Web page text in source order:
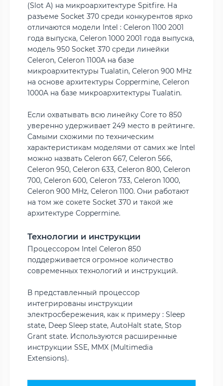
(Slot A) на микроархитектуре Spitfire. На
разъеме Socket 370 среди конкурентов ярко
отличаются модели Intel : Celeron 1100 2001
года выпуска, Celeron 1000 2001 года выпуска,
модель 950 Socket 370 среди линейки
Celeron, Celeron 1100A на базе
микроархитектуры Tualatin, Celeron 900 MHz
на основе архитектуры Coppermine, Celeron
1000A на базе микроархитектуры Tualatin.
Если охватывать всю линейку Core то 850
уверенно удерживает 249 место в рейтинге.
Самыми схожими по техническим
характеристикам моделями от самих же Intel
можно назвать Celeron 667, Celeron 566,
Celeron 950, Celeron 633, Celeron 800, Celeron
700, Celeron 600, Celeron 733, Celeron 1000,
Celeron 900 MHz, Celeron 1100. Они работают
на том же сокете Socket 370 и такой же
архитектуре Coppermine.
Технологии и инструкции
Процессором Intel Celeron 850
поддерживается огромное количество
современных технологий и инструкций.
В представленный процессор
интегрированы инструкции
электросбережения, как к примеру : Sleep
state, Deep Sleep state, AutoHalt state, Stop
Grant state. Используются расширенные
инструкции SSE, MMX (Multimedia
Extensions).